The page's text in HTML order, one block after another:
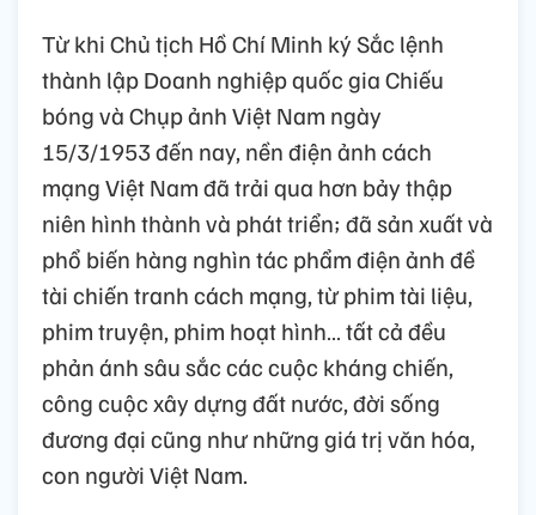
Từ khi Chủ tịch Hồ Chí Minh ký Sắc lệnh
thành lập Doanh nghiệp quốc gia Chiếu
bóng và Chụp ảnh Việt Nam ngày
15/3/1953 đến nay, nền điện ảnh cách
mạng Việt Nam đã trải qua hơn bảy thập
niên hình thành và phát triển; đã sản xuất và
phổ biến hàng nghìn tác phẩm điện ảnh đề
tài chiến tranh cách mạng, từ phim tài liệu,
phim truyện, phim hoạt hình… tất cả đều
phản ánh sâu sắc các cuộc kháng chiến,
công cuộc xây dựng đất nước, đời sống
đương đại cũng như những giá trị văn hóa,
con người Việt Nam.